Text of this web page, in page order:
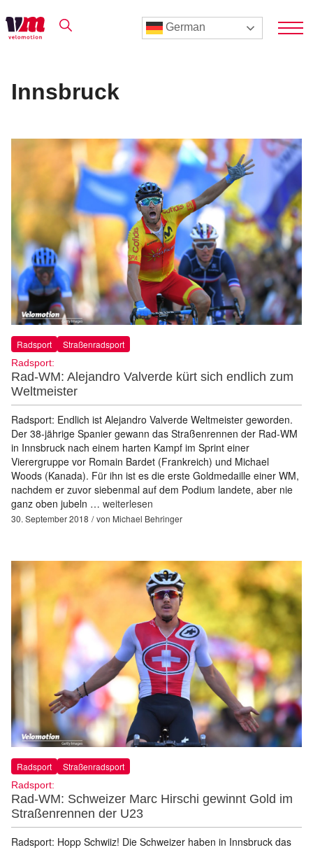
German
Innsbruck
Radsport Straßenradsport
Radsport:
Rad-WM: Alejandro Valverde kürt sich endlich zum
Weltmeister
Radsport: Endlich ist Alejandro Valverde Weltmeister geworden.
Der 38-jährige Spanier gewann das Straßenrennen der Rad-WM
in Innsbruck nach einem harten Kampf im Sprint einer
Vierergruppe vor Romain Bardet (Frankreich) und Michael
Woods (Kanada). Für ihn ist es die erste Goldmedaille einer WM,
nachdem er zuvor siebenmal auf dem Podium landete, aber nie
ganz oben jubeln … weiterlesen
30. September 2018 von Michael Behringer
Radsport Straßenradsport
Radsport:
Rad-WM: Schweizer Marc Hirschi gewinnt Gold im
Straßenrennen der U23
Radsport: Hopp Schwiiz! Die Schweizer haben in Innsbruck das